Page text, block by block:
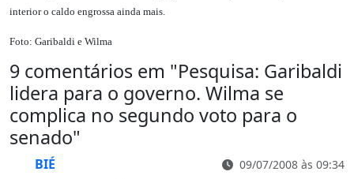
interior o caldo engrossa ainda mais.
Foto: Garibaldi e Wilma
9 comentários em "Pesquisa: Garibaldi
lidera para o governo. Wilma se
complica no segundo voto para o
senado"
BIÉ 09/07/2008 às 09:34